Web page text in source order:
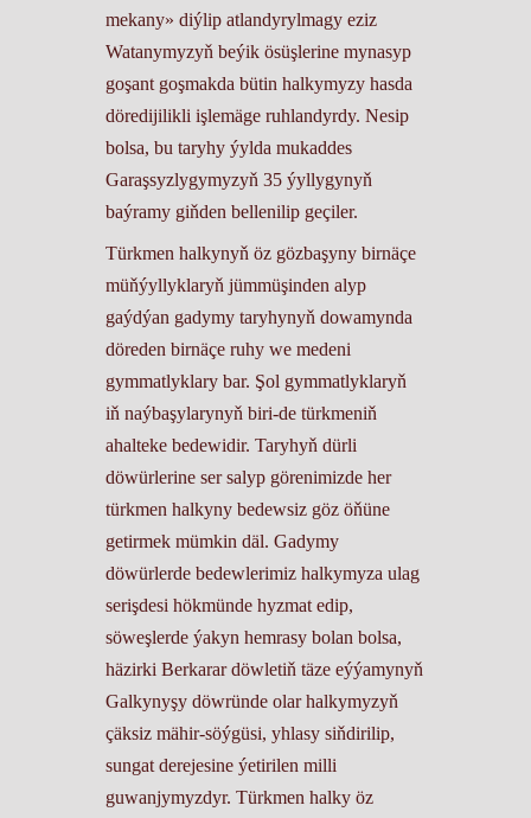
mekany» diýlip atlandyrylmagy eziz
Watanymyzyň beýik ösüşlerine mynasyp
goşant goşmakda bütin halkymyzy hasda
döredijilikli işlemäge ruhlandyrdy. Nesip
bolsa, bu taryhy ýylda mukaddes
Garaşsyzlygymyzyň 35 ýyllygynyň
baýramy giňden bellenilip geçiler.
Türkmen halkynyň öz gözbaşyny birnäçe
müňýyllyklaryň jümmüşinden alyp
gaýdýan gadymy taryhynyň dowamynda
döreden birnäçe ruhy we medeni
gymmatlyklary bar. Şol gymmatlyklaryň
iň naýbaşylarynyň biri-de türkmeniň
ahalteke bedewidir. Taryhyň dürli
döwürlerine ser salyp görenimizde her
türkmen halkyny bedewsiz göz öňüne
getirmek mümkin däl. Gadymy
döwürlerde bedewlerimiz halkymyza ulag
serişdesi hökmünde hyzmat edip,
söweşlerde ýakyn hemrasy bolan bolsa,
häzirki Berkarar döwletiň täze eýýamynyň
Galkynyşy döwründe olar halkymyzyň
çäksiz mähir-söýgüsi, yhlasy siňdirilip,
sungat derejesine ýetirilen milli
guwanjymyzdyr. Türkmen halky öz